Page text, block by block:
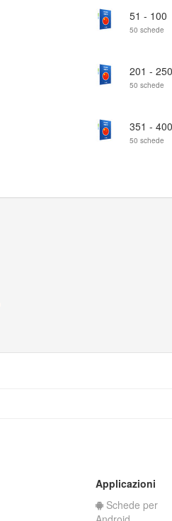
51 - 100
50 schede
201 - 250
50 schede
351 - 400
50 schede
Applicazioni
Schede per